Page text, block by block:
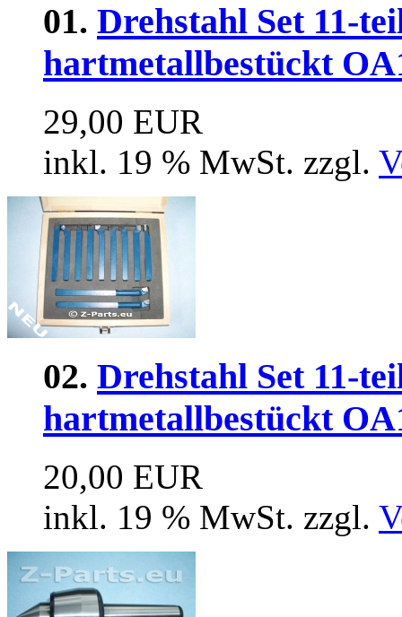
01. Drehstahl Set 11-
hartmetallbestückt
29,00 EUR
inkl. 19 % MwSt. zzgl.
02. Drehstahl Set 11-
hartmetallbestückt
20,00 EUR
inkl. 19 % MwSt. zzgl.